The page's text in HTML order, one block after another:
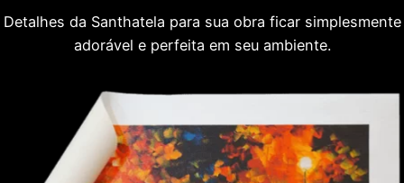
Detalhes da Santhatela para sua obra ficar simplesmente
adorável e perfeita em seu ambiente.